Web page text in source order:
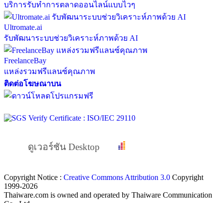
บริการรับทำการตลาดออนไลน์แบบไวๆ
Ultromate.ai
รับพัฒนาระบบช่วยวิเคราะห์ภาพด้วย AI
FreelanceBay
แหล่งรวมฟรีแลนซ์คุณภาพ
ติดต่อโฆษณาบน
ดูเวอร์ชัน Desktop
Copyright Notice : Creative Commons Attribution 3.0 Copyright
1999-2026
Thaiware.com is owned and operated by Thaiware Communication